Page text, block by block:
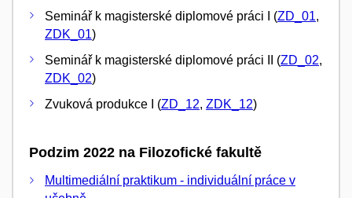
Seminář k magisterské diplomové práci I (ZD_01,
ZDK_01)
Seminář k magisterské diplomové práci II (ZD_02,
ZDK_02)
Zvuková produkce I (ZD_12, ZDK_12)
Podzim 2022 na Filozofické fakultě
Multimediální praktikum - individuální práce v